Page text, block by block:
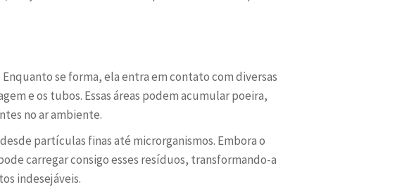
se forma, ela entra em contato com diversas
e os tubos. Essas áreas podem acumular poeira,
no ar ambiente.
partículas finas até microrganismos. Embora o
carregar consigo esses resíduos, transformando-a
indesejáveis.